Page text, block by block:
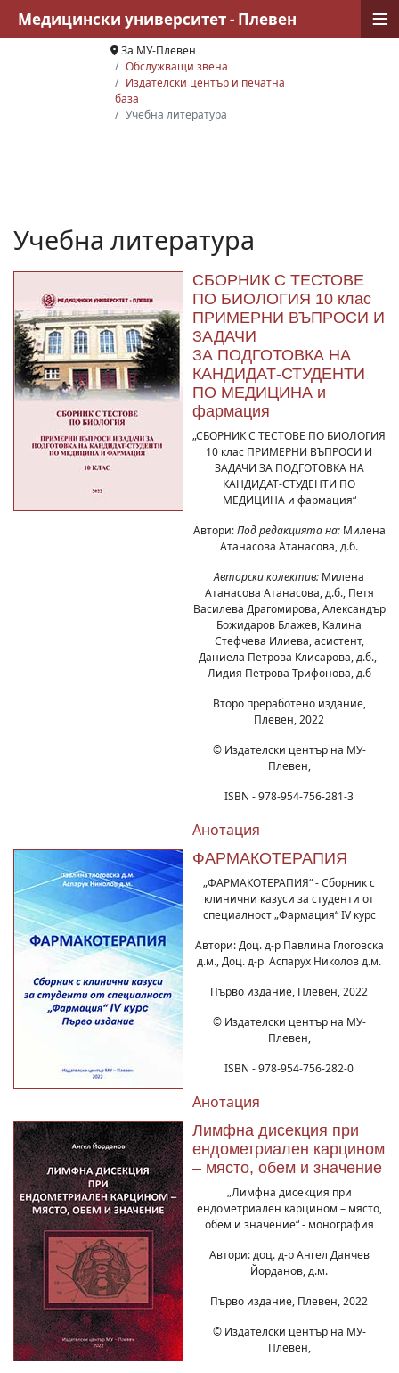
За МУ-Плевен
Обслужващи звена
Издателски център и печатна
база
Учебна литература
Учебна литература
СБОРНИК С ТЕСТОВЕ
ПО БИОЛОГИЯ 10 клас
ПРИМЕРНИ ВЪПРОСИ И
ЗАДАЧИ
ЗА ПОДГОТОВКА НА
КАНДИДАТ-СТУДЕНТИ
ПО МЕДИЦИНА и
фармация
„СБОРНИК С ТЕСТОВЕ ПО БИОЛОГИЯ
10 клас ПРИМЕРНИ ВЪПРОСИ И
ЗАДАЧИ ЗА ПОДГОТОВКА НА
КАНДИДАТ-СТУДЕНТИ ПО
МЕДИЦИНА и фармация“
Автори:Под редакцията на: Милена
Атанасова Атанасова, д.б.
Авторски колектив: Милена
Атанасова Атанасова, д.б., Петя
Василева Драгомирова, Александър
Божидаров Блажев, Калина
Стефчева Илиева, асистент,
Даниела Петрова Клисарова, д.б.,
Лидия Петрова Трифонова, д.б
Второ преработено издание,
Плевен, 2022
© Издателски център на МУ-
Плевен,
ISBN - 978-954-756-281-3
Анотация
ФАРМАКОТЕРАПИЯ
„ФАРМАКОТЕРАПИЯ“ - Сборник с
клинични казуси за студенти от
специалност „Фармация“ IV курс
Автори: Доц. д-р Павлина Глоговска
д.м., Доц. д-р Аспарух Николов д.м.
Първо издание, Плевен, 2022
© Издателски център на МУ-
Плевен,
ISBN - 978-954-756-282-0
Анотация
Лимфна дисекция при
ендометриален карцином
– място, обем и значение
„Лимфна дисекция при
ендометриален карцином – място,
обем и значение“ - монография
Автори: доц. д-р Ангел Данчев
Йорданов, д.м.
Първо издание, Плевен, 2022
© Издателски център на МУ-
Плевен,
Медицински университет - Плевен ≡